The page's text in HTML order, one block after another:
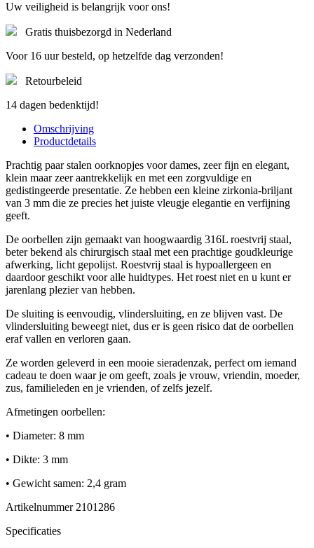
Uw veiligheid is belangrijk voor ons!
Gratis thuisbezorgd in Nederland
Voor 16 uur besteld, op hetzelfde dag verzonden!
Retourbeleid
14 dagen bedenktijd!
Omschrijving
Productdetails
Prachtig paar stalen oorknopjes voor dames, zeer fijn en elegant,
klein maar zeer aantrekkelijk en met een zorgvuldige en
gedistingeerde presentatie. Ze hebben een kleine zirkonia-briljant
van 3 mm die ze precies het juiste vleugje elegantie en verfijning
geeft.
De oorbellen zijn gemaakt van hoogwaardig 316L roestvrij staal,
beter bekend als chirurgisch staal met een prachtige goudkleurige
afwerking, licht gepolijst. Roestvrij staal is hypoallergeen en
daardoor geschikt voor alle huidtypes. Het roest niet en u kunt er
jarenlang plezier van hebben.
De sluiting is eenvoudig, vlindersluiting, en ze blijven vast. De
vlindersluiting beweegt niet, dus er is geen risico dat de oorbellen
eraf vallen en verloren gaan.
Ze worden geleverd in een mooie sieradenzak, perfect om iemand
cadeau te doen waar je om geeft, zoals je vrouw, vriendin, moeder,
zus, familieleden en je vrienden, of zelfs jezelf.
Afmetingen oorbellen:
• Diameter: 8 mm
• Dikte: 3 mm
• Gewicht samen: 2,4 gram
Artikelnummer2101286
Specificaties